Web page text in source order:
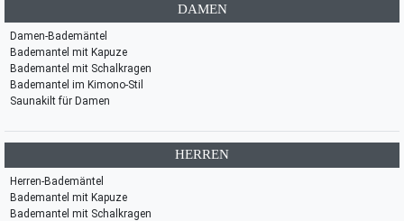
DAMEN
Damen-Bademäntel
Bademantel mit Kapuze
Bademantel mit Schalkragen
Bademantel im Kimono-Stil
Saunakilt für Damen
HERREN
Herren-Bademäntel
Bademantel mit Kapuze
Bademantel mit Schalkragen